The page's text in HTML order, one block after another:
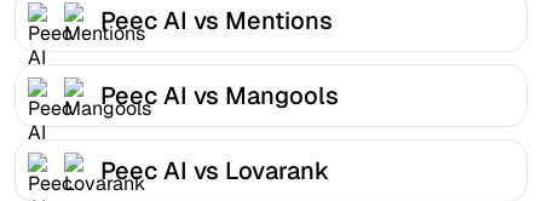
Peec AI vs Mentions
Peec AI vs Mangools
Peec AI vs Lovarank